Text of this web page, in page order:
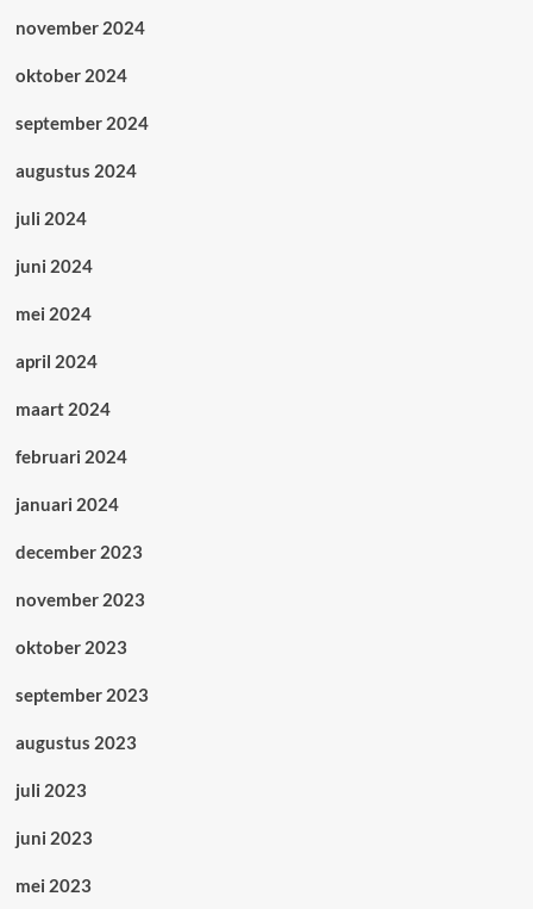
november 2024
oktober 2024
september 2024
augustus 2024
juli 2024
juni 2024
mei 2024
april 2024
maart 2024
februari 2024
januari 2024
december 2023
november 2023
oktober 2023
september 2023
augustus 2023
juli 2023
juni 2023
mei 2023